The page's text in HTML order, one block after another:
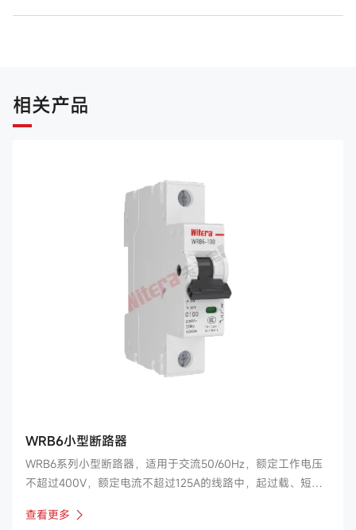
相关产品
WRB6小型断路器
WRB6系列小型断路器，适用于交流50/60Hz，额定工作电压
不超过400V，额定电流不超过125A的线路中，起过载、短路
照明线路。尤其适用于工业和商业的照明配电系统。 断路器符
查看更多